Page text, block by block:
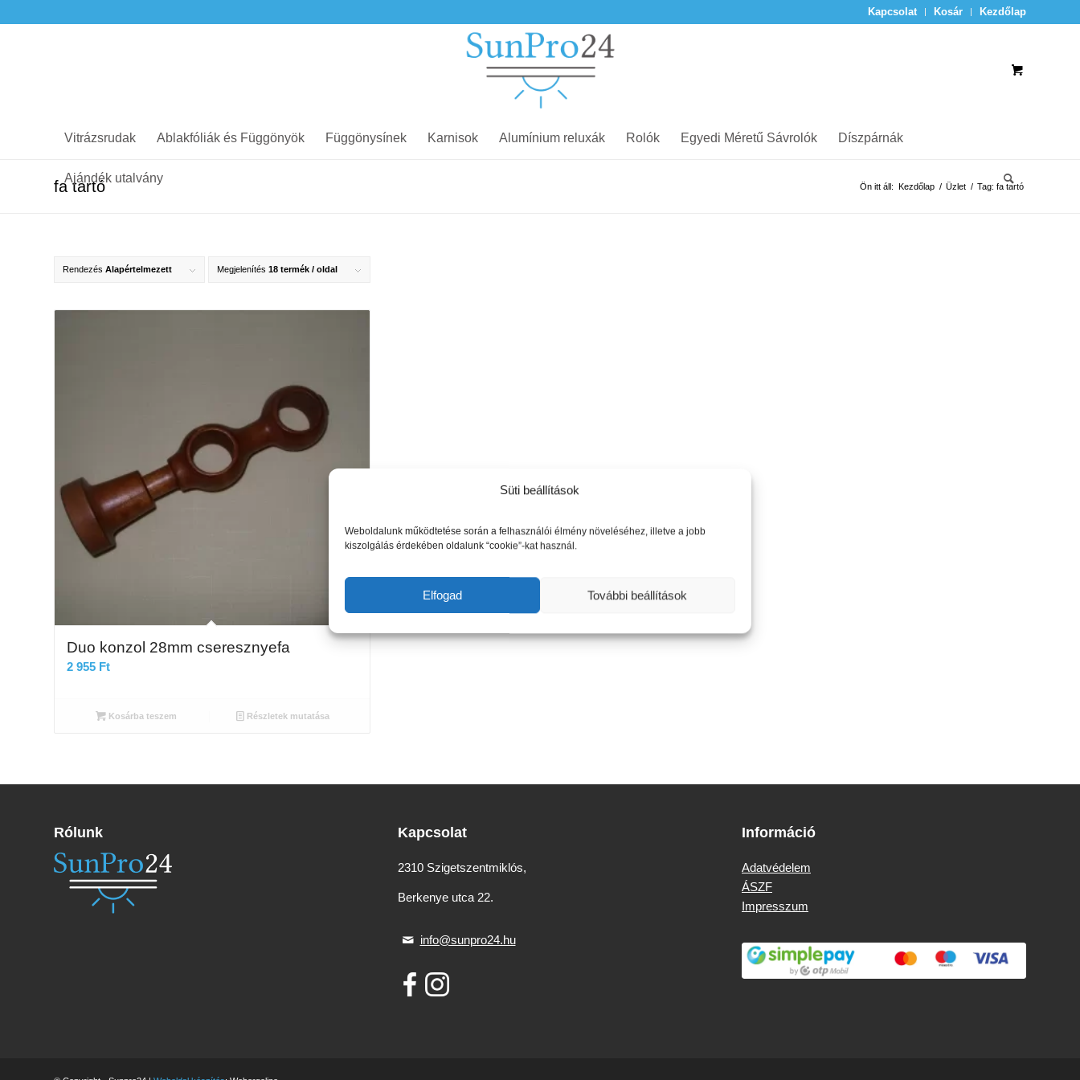
Süti beállítások
Weboldalunk működtetése során a felhasználói élmény növeléséhez, illetve a jobb
kiszolgálás érdekében oldalunk “cookie”-kat használ.
Elfogad További beállítások
Kapcsolat Kosár Kezdőlap
Vitrázsrudak Ablakfóliák és Függönyök Függönysínek Karnisok Alumínium reluxák Rolók Egyedi Méretű Sávrolók Díszpárnák
Ajándék utalvány
fa tartó Ön itt áll: Kezdőlap / Üzlet / Tag: fa tartó
Rendezés Alapértelmezett Megjelenítés 18 termék / oldal
Duo konzol 28mm cseresznyefa
2 955 Ft
Kosárba teszem Részletek mutatása
Rólunk Kapcsolat
2310 Szigetszentmiklós,
Berkenye utca 22.
info@sunpro24.hu
Információ
Adatvédelem
ÁSZF
Impresszum